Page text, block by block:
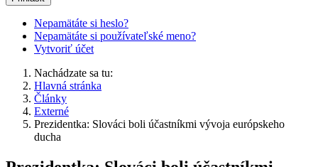
Nepamätáte si heslo?
Nepamätáte si používateľské meno?
Vytvoriť účet
Nachádzate sa tu:
Hlavná stránka
Články
Externé
Prezidentka: Slováci boli účastníkmi vývoja európskeho
ducha